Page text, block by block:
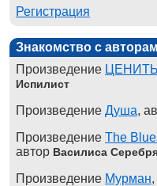
Регистрация
Знакомство с
Произведение
Испилист
Произведение Душа,
Произведение The
автор Василиса
Произведение Мурман